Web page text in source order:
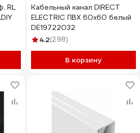
RL
Кабельный канал DIRECT
ELECTRIC ПВХ 60x60 белый
DE19722032
4.2(298)
В корзину